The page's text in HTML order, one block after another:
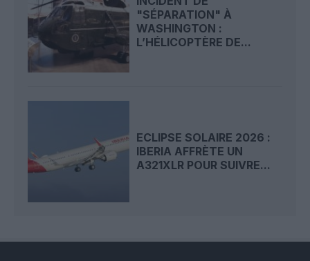
"SÉPARATION" À
WASHINGTON :
L’HÉLICOPTÈRE DE...
ECLIPSE SOLAIRE 2026 :
IBERIA AFFRÈTE UN
A321XLR POUR SUIVRE...